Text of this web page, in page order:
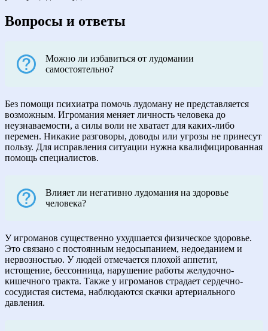
Вопросы и ответы
Можно ли избавиться от лудомании
самостоятельно?
Без помощи психиатра помочь лудоману не представляется
возможным. Игромания меняет личность человека до
неузнаваемости, а силы воли не хватает для каких-либо
перемен. Никакие разговоры, доводы или угрозы не принесут
пользу. Для исправления ситуации нужна квалифицированная
помощь специалистов.
Влияет ли негативно лудомания на здоровье
человека?
У игроманов существенно ухудшается физическое здоровье.
Это связано с постоянным недосыпанием, недоеданием и
нервозностью. У людей отмечается плохой аппетит,
истощение, бессонница, нарушение работы желудочно-
кишечного тракта. Также у игроманов страдает сердечно-
сосудистая система, наблюдаются скачки артериального
давления.